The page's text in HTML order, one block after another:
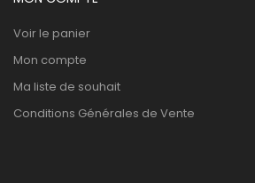
Voir le panier
Mon compte
Ma liste de souhait
Conditions Générales de Vente